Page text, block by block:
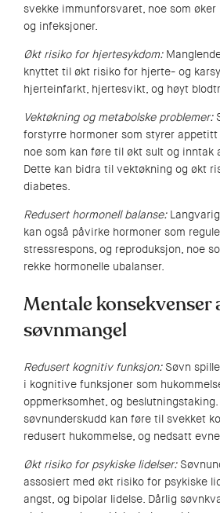
svekke immunforsvaret, noe som
og infeksjoner.
Økt risiko for hjertesykdom:
knyttet til økt risiko for hjerte- og
hjerteinfarkt, hjertesvikt, og høyt
Vektøkning og metabolske problemer:
forstyrre hormoner som styrer
noe som kan føre til økt sult og inntak
Dette kan bidra til vektøkning og økt
diabetes.
Redusert hormonell balanse:
kan også påvirke hormoner som
stressrespons, og reproduksjon, noe
rekke hormonelle ubalanser.
Mentale konsekvenser
søvnmangel
Redusert kognitiv funksjon: Søvn
i kognitive funksjoner som
oppmerksomhet, og
søvnunderskudd kan føre til svekket
redusert hukommelse, og nedsatt
Økt risiko for psykiske lidelser:
assosiert med økt risiko for psykiske
angst, og bipolar lidelse. Dårlig